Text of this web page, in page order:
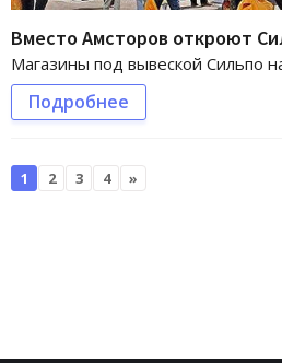
Вместо Амсторов откроют
Магазины под вывеской Сильпо
Подробнее
1 2 3 4 »